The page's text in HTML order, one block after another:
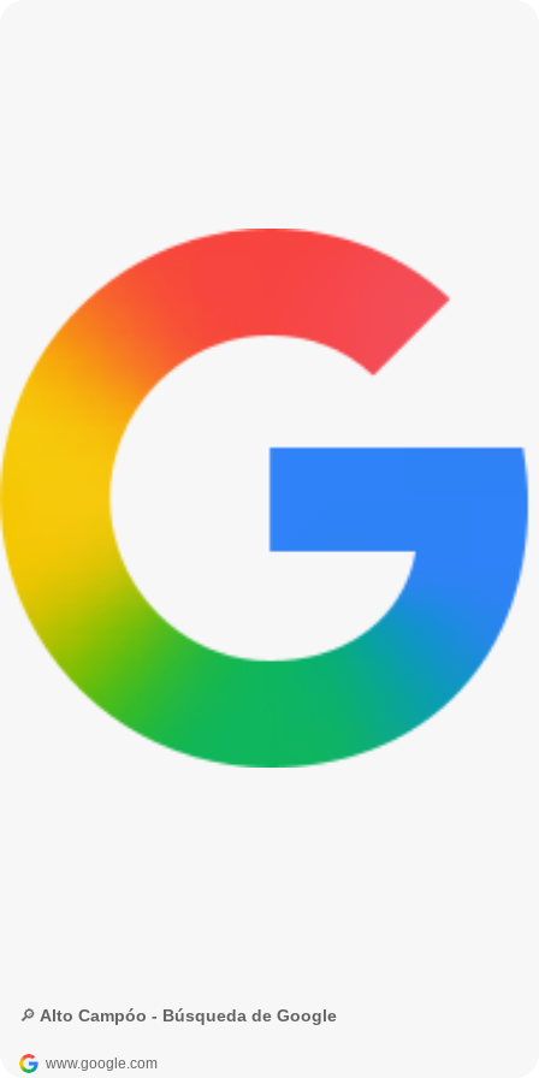
🔎 Alto Campóo - Búsqueda de Google
www.google.com